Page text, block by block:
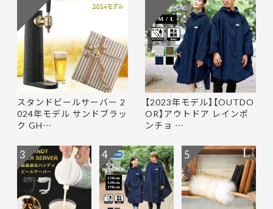
スタンドビールサーバー 2
024年モデル サンドブラッ
ク GH…
【2023年モデル】【OUTDO
OR】アウトドア レインポ
ンチョ …
3 4 5